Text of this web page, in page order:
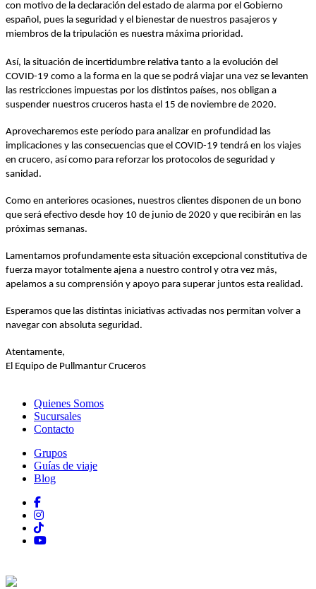
con motivo de la declaración del estado de alarma por el Gobierno
español, pues la seguridad y el bienestar de nuestros pasajeros y
miembros de la tripulación es nuestra máxima prioridad.
Así, la situación de incertidumbre relativa tanto a la evolución del
COVID-19 como a la forma en la que se podrá viajar una vez se levanten
las restricciones impuestas por los distintos países, nos obligan a
suspender nuestros cruceros hasta el 15 de noviembre de 2020.
Aprovecharemos este período para analizar en profundidad las
implicaciones y las consecuencias que el COVID-19 tendrá en los viajes
en crucero, así como para reforzar los protocolos de seguridad y
sanidad.
Como en anteriores ocasiones, nuestros clientes disponen de un bono
que será efectivo desde hoy 10 de junio de 2020 y que recibirán en las
próximas semanas.
Lamentamos profundamente esta situación excepcional constitutiva de
fuerza mayor totalmente ajena a nuestro control y otra vez más,
apelamos a su comprensión y apoyo para superar juntos esta realidad.
Esperamos que las distintas iniciativas activadas nos permitan volver a
navegar con absoluta seguridad.
Atentamente,
El Equipo de Pullmantur Cruceros
Quienes Somos
Sucursales
Contacto
Grupos
Guías de viaje
Blog